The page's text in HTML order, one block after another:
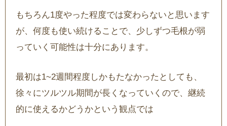
もちろん1度やった程度では変わらないと思います
が、何度も使い続けることで、少しずつ毛根が弱
っていく可能性は十分にあります。
最初は1~2週間程度しかもたなかったとしても、
徐々にツルツル期間が長くなっていくので、継続
的に使えるかどうかという観点では